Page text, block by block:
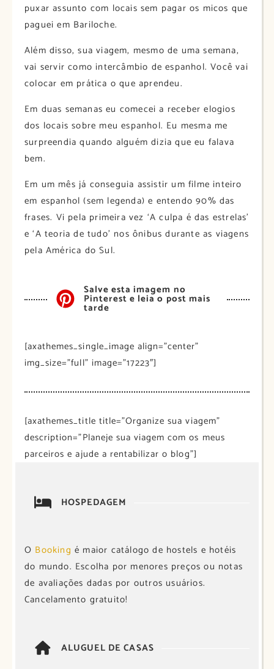
puxar assunto com locais sem pagar os micos que
paguei em Bariloche.
Além disso, sua viagem, mesmo de uma semana,
vai servir como intercâmbio de espanhol. Você vai
colocar em prática o que aprendeu.
Em duas semanas eu comecei a receber elogios
dos locais sobre meu espanhol. Eu mesma me
surpreendia quando alguém dizia que eu falava
bem.
Em um mês já conseguia assistir um filme inteiro
em espanhol (sem legenda) e entendo 90% das
frases. Vi pela primeira vez ‘A culpa é das estrelas’
e ‘A teoria de tudo’ nos ônibus durante as viagens
pela América do Sul.
Salve esta imagem no
Pinterest e leia o post mais
tarde
[axathemes_single_image align=”center”
img_size=”full” image=”17223″]
[axathemes_title title=”Organize sua viagem”
description=”Planeje sua viagem com os meus
parceiros e ajude a rentabilizar o blog”]
HOSPEDAGEM
O Booking é maior catálogo de hostels e hotéis
do mundo. Escolha por menores preços ou notas
de avaliações dadas por outros usuários.
Cancelamento gratuito!
ALUGUEL DE CASAS